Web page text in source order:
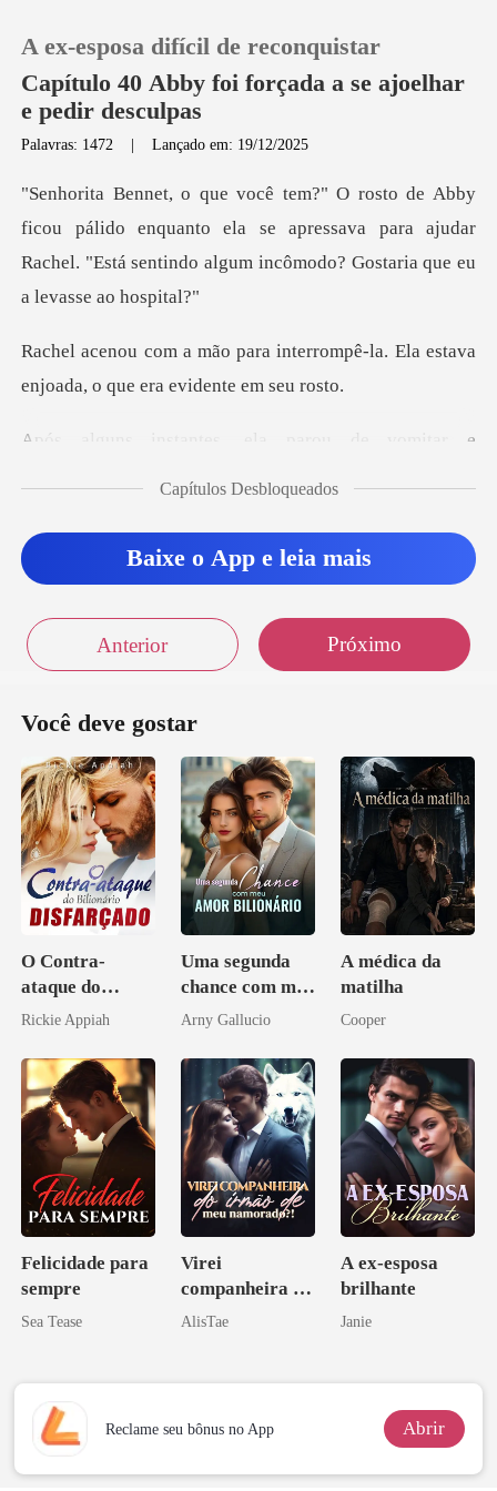
Loja
Histórico
Sair
A ex-esposa difícil de reconquistar
Capítulo 40 Abby foi forçada a se ajoelhar
e pedir desculpas
Palavras: 1472 |Lançado em: 19/12/2025
lido enquanto ela se apressava para ajudar
Rachel. "Está sen
errompê-la. Ela estava
enjoada,
, ela parou de vomita
Capítulos Desbloqueados
Baixe o App e leia mais
Anterior Próximo
Você deve gostar
O Contra-
ataque do
Bilionário
Rickie Appiah
Uma segunda
chance com meu
amor bilionário
Arny Gallucio
A médica da
matilha
Cooper
Felicidade para
sempre
Sea Tease
Virei
companheira do
irmão de meu
AlisTae
A ex-esposa
brilhante
Janie
Reclame seu bônus no App Abrir